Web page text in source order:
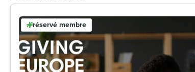
réservé membre